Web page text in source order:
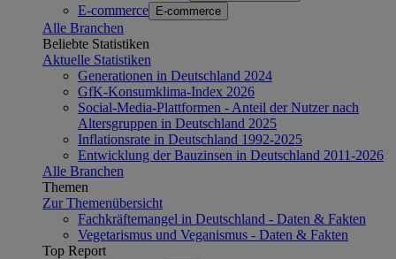
E-commerce E-commerce
Alle Branchen
Beliebte Statistiken
Aktuelle Statistiken
Generationen in Deutschland 2024
GfK-Konsumklima-Index 2026
Social-Media-Plattformen - Anteil der Nutzer nach
Altersgruppen in Deutschland 2025
Inflationsrate in Deutschland 1992-2025
Entwicklung der Bauzinsen in Deutschland 2011-2026
Alle Branchen
Themen
Zur Themenübersicht
Fachkräftemangel in Deutschland - Daten & Fakten
Vegetarismus und Veganismus - Daten & Fakten
Top Report